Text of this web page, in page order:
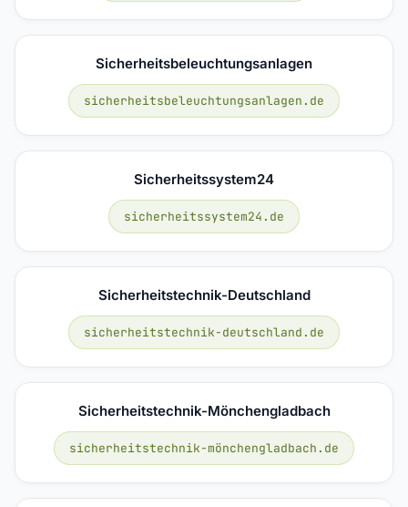
Sicherheitsbeleuchtungsanlagen
sicherheitsbeleuchtungsanlagen.de
Sicherheitssystem24
sicherheitssystem24.de
Sicherheitstechnik-Deutschland
sicherheitstechnik-deutschland.de
Sicherheitstechnik-Mönchengladbach
sicherheitstechnik-mönchengladbach.de